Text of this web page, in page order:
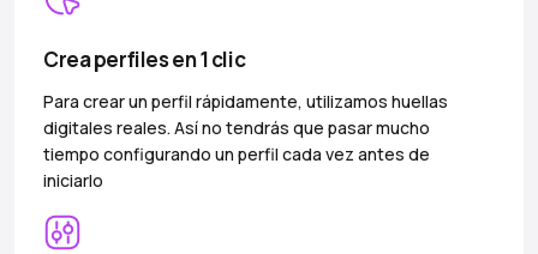
Crea perfiles en 1 clic
Para crear un perfil rápidamente, utilizamos huellas
digitales reales. Así no tendrás que pasar mucho
tiempo configurando un perfil cada vez antes de
iniciarlo